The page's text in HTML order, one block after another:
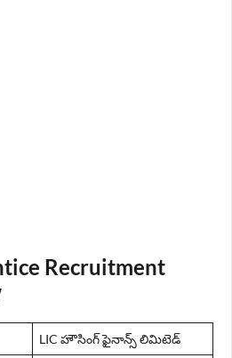
Recruitment
LIC హౌసింగ్ ఫైనాన్స్ లిమిటెడ్